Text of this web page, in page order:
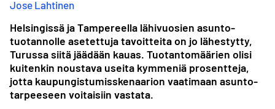
Jose Lahtinen
Helsingissä ja Tampereella lähivuosien asunto­
tuotannolle asetettuja tavoitteita on jo lähestytty,
Turussa siitä jäädään kauas. Tuotanto­määrien olisi
kuitenkin noustava useita kymmeniä prosentteja,
jotta kaupungistumis­skenaarion vaatimaan asunto­
tarpeeseen voitaisiin vastata.